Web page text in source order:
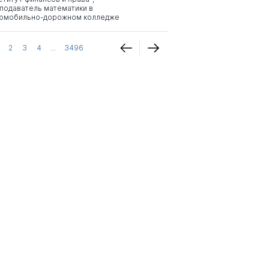
математики в
дорожном колледже
2 3 4 ... 3496